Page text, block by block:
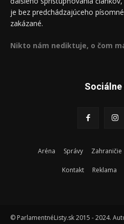
je bez predchádzajúceho
zakázané.
Nikto nám nediktuje, o čom
Aréna Správy Zahraničie
Kontakt Reklama
© ParlamentnéListy.sk 2015 - 2024.